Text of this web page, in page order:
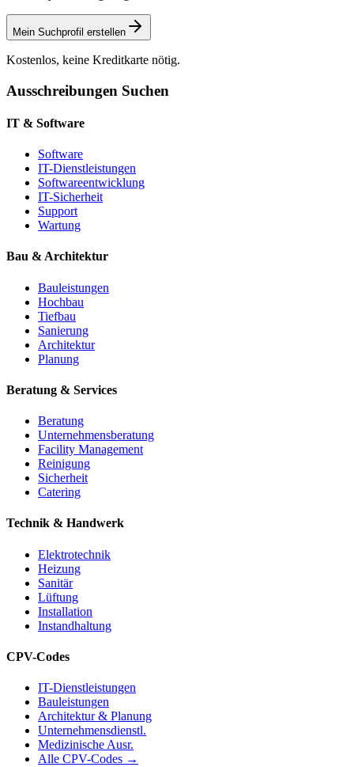
Mein Suchprofil erstellen
Kostenlos, keine Kreditkarte nötig.
Ausschreibungen Suchen
IT & Software
Software
IT-Dienstleistungen
Softwareentwicklung
IT-Sicherheit
Support
Wartung
Bau & Architektur
Bauleistungen
Hochbau
Tiefbau
Sanierung
Architektur
Planung
Beratung & Services
Beratung
Unternehmensberatung
Facility Management
Reinigung
Sicherheit
Catering
Technik & Handwerk
Elektrotechnik
Heizung
Sanitär
Lüftung
Installation
Instandhaltung
CPV-Codes
IT-Dienstleistungen
Bauleistungen
Architektur & Planung
Unternehmensdienstl.
Medizinische Ausr.
Alle CPV-Codes →